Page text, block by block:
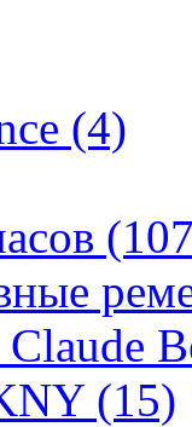
(4)
(15)